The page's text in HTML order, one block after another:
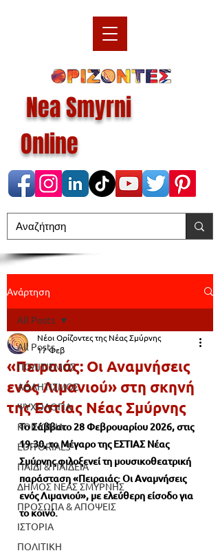
Nea Smyrni
Online
Ανάρτηση
All Posts
ΠΟΛΙΤΙΣΜΟΣ
ΑΘΛΗΤΙΣΜΟΣ
ΨΥΧΟΛΟΓΙΑ
ΚΟΙΝΩΝΙΑ
EDITORIALS
ΠΑΙΔΙ & ΠΑΙΔΕΙΑ
ΔΗΜΟΣ ΝΕΑΣ ΣΜΥΡΝΗΣ
ΠΡΟΣΩΠΑ & ΑΠΟΨΕΙΣ
ΙΣΤΟΡΙΑ
ΠΟΛΙΤΙΚΗ
All Posts
«Πειραιάς: Οι Αναμνήσεις
ενός Λιμανιού» στη σκηνή
της Εστίας Νέας Σμύρνης
Νέοι Ορίζοντες της Νέας Σμύρνης
17 Φεβ
Το Σάββατο 28 Φεβρουαρίου 2026, στις
19:30, το Μέγαρο της ΕΣΤΙΑΣ Νέας
Σμύρνης φιλοξενεί τη μουσικοθεατρική
παράσταση «Πειραιάς: Οι Αναμνήσεις
ενός Λιμανιού», με ελεύθερη είσοδο για
το κοινό.